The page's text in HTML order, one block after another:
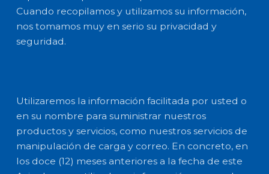
Cuando recopilamos y utilizamos su información,
nos tomamos muy en serio su privacidad y
seguridad.
Utilizaremos la información facilitada por usted o
en su nombre para suministrar nuestros
productos y servicios, como nuestros servicios de
manipulación de carga y correo. En concreto, en
los doce (12) meses anteriores a la fecha de este